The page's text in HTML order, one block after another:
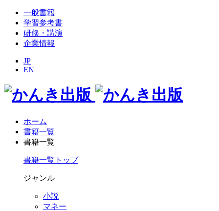
一般書籍
学習参考書
研修・講演
企業情報
JP
EN
ホーム
書籍一覧
書籍一覧
書籍一覧トップ
ジャンル
小説
マネー